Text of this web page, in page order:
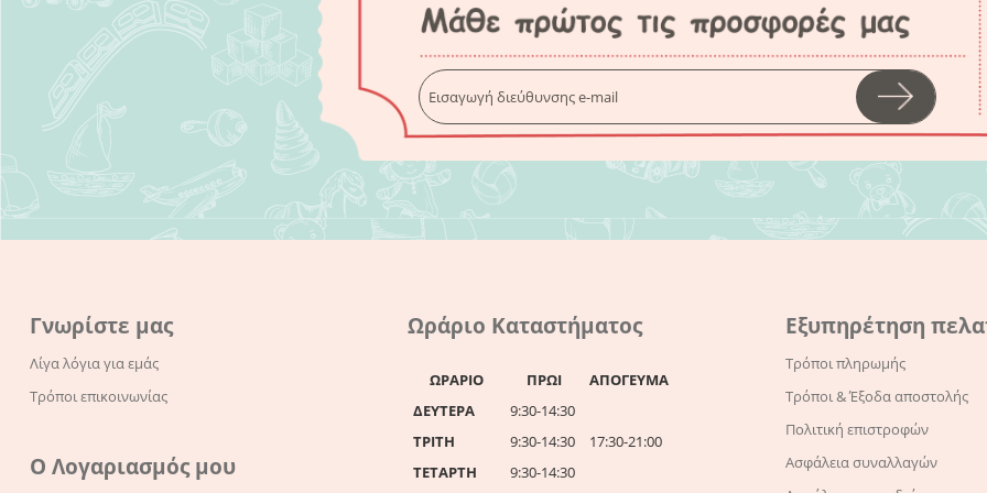
Γνωρίστε μας
Λίγα λόγια για εμάς
Τρόποι επικοινωνίας
Ο Λογαριασμός μου
Ωράριο Καταστήματος
ΩΡΑΡΙΟ ΠΡΩΙ
ΑΠΟΓΕΥΜΑ
ΔΕΥΤΕΡΑ
9:30-14:30
ΤΡΙΤΗ
9:30-14:30
17:30-21:00
ΤΕΤΑΡΤΗ
9:30-14:30
Εξυπηρέτηση
Τρόποι πληρωμής
Τρόποι & Έξοδα αποστολής
Πολιτική επιστροφών
Ασφάλεια συναλλαγών